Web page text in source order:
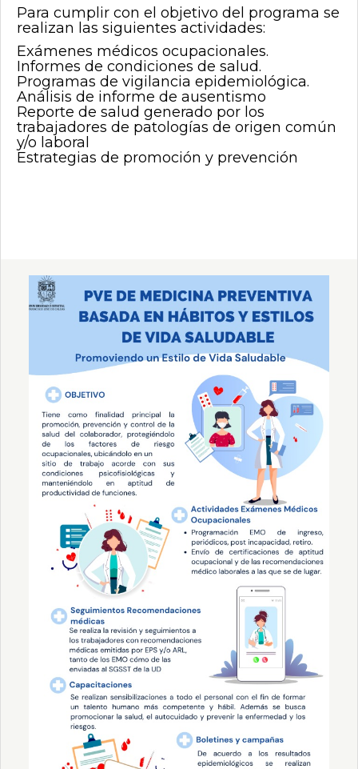
Para cumplir con el objetivo del programa se
realizan las siguientes actividades:
Exámenes médicos ocupacionales.
Informes de condiciones de salud.
Programas de vigilancia epidemiológica.
Análisis de informe de ausentismo
Reporte de salud generado por los
trabajadores de patologías de origen común
y/o laboral
Estrategias de promoción y prevención